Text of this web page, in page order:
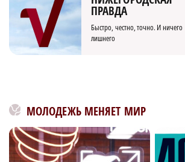
ПРАВДА
Быстро, честно, точно. И ничего
лишнего
МОЛОДЕЖЬ МЕНЯЕТ МИР